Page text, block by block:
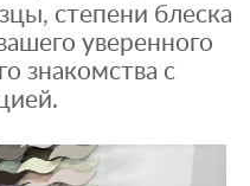
степени блеска
уверенного
знакомства с